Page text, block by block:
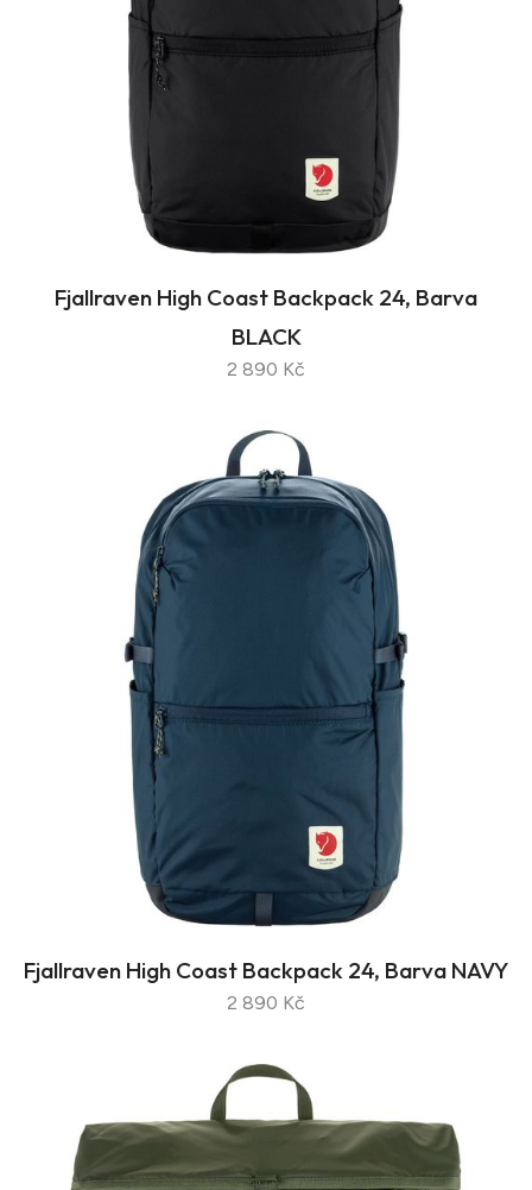
Fjallraven High Coast Backpack 24, Barva
BLACK
2 890 Kč
Fjallraven High Coast Backpack 24, Barva NAVY
2 890 Kč